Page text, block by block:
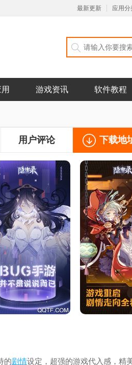
最新更新 应用分
游戏资讯 软件教程
用户评论 下载地
的剧情设定，超强的游戏代入感，精